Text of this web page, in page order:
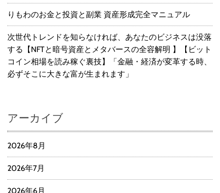
りもわのお金と投資と副業 資産形成完全マニュアル
次世代トレンドを知らなければ、あなたのビジネスは没落
する【NFTと暗号資産とメタバースの全容解明 】【ビット
コイン相場を読み稼ぐ裏技】「金融・経済が変革する時、
必ずそこに大きな富が生まれます」
アーカイブ
2026年8月
2026年7月
2026年6月